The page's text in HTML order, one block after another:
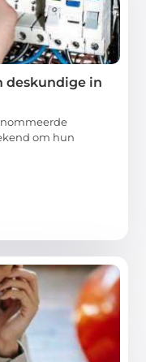
deskundige in
om hun